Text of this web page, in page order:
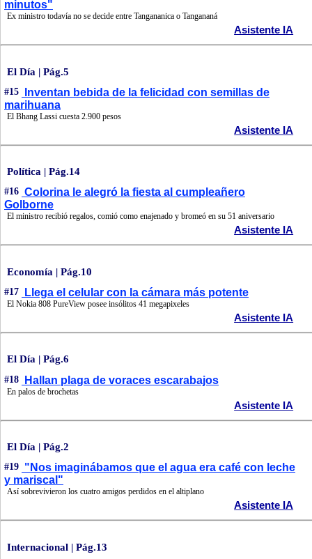
minutos"
Ex ministro todavía no se decide entre Tangananica o Tangananá
Asistente IA
El Día | Pág.5
#15
Inventan bebida de la felicidad con semillas de
marihuana
El Bhang Lassi cuesta 2.900 pesos
Asistente IA
Política | Pág.14
#16 Colorina le alegró la fiesta al cumpleañero
Golborne
El ministro recibió regalos, comió como enajenado y bromeó en su 51 aniversario
Asistente IA
Economía | Pág.10
#17 Llega el celular con la cámara más potente
El Nokia 808 PureView posee insólitos 41 megapixeles
Asistente IA
El Día | Pág.6
#18 Hallan plaga de voraces escarabajos
En palos de brochetas
Asistente IA
El Día | Pág.2
#19 "Nos imaginábamos que el agua era café con leche
y mariscal"
Así sobrevivieron los cuatro amigos perdidos en el altiplano
Asistente IA
Internacional | Pág.13